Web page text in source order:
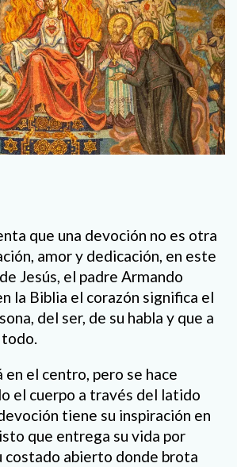
que una devoción no es otra
amor y dedicación, en este
Jesús, el padre Armando
la Biblia el corazón significa el
del ser, de su habla y que a
todo.
en el centro, pero se hace
el cuerpo a través del latido
tiene su inspiración en
que entrega su vida por
costado abierto donde brota